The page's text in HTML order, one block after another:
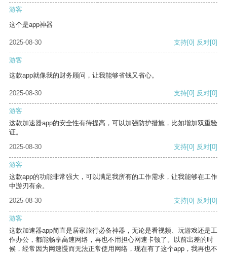
游客
这个是app神器
2025-08-30 支持[0] 反对[0]
游客
这款app就像我的财务顾问，让我能够省钱又省心。
2025-08-30 支持[0] 反对[0]
游客
这款加速器app的安全性有待提高，可以加强防护措施，比如增加双重验
证。
2025-08-30
支持[0] 反对[0]
游客
这款app的功能非常强大，可以满足我所有的工作需求，让我能够在工作
中游刃有余。
2025-08-30
支持[0] 反对[0]
游客
这款加速器app简直是居家旅行必备神器，无论是看视频、玩游戏还是工
作办公，都能畅享高速网络，再也不用担心网速卡顿了。以前出差的时
候，经常因为网速慢而无法正常使用网络，现在有了这个app，我再也不